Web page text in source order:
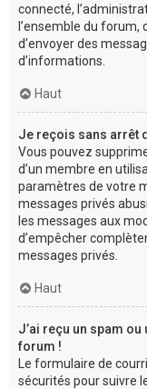
connecté,
l’ensemble du forum,
d’envoyer des
d’informations.
Haut
Je reçois sans arrêt
Vous pouvez
d’un membre en
paramètres de votre
messages privés
les messages aux
d’empêcher
messages privés.
Haut
J’ai reçu un spam
forum !
Le formulaire de
sécurités pour suivre